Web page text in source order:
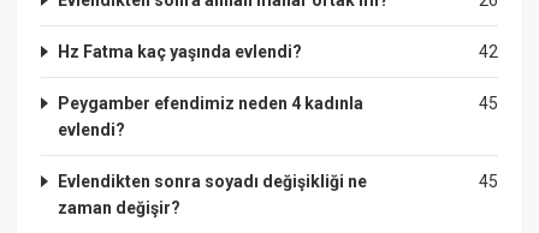
42
Hz Fatma kaç yaşında evlendi?
45
Peygamber efendimiz neden 4 kadınla
evlendi?
45
Evlendikten sonra soyadı değişikliği ne
zaman değişir?